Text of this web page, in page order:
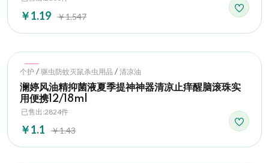
￥1.19 ￥1.547
Hot
个护 / 驱虫防蚊灭鼠杀虫用品 / 清凉油
澜婷风油精抑菌液夏季提神神器清凉止痒醒脑滚珠实
用便携12/18ml
已售出:2824件
￥1.1 ￥1.43